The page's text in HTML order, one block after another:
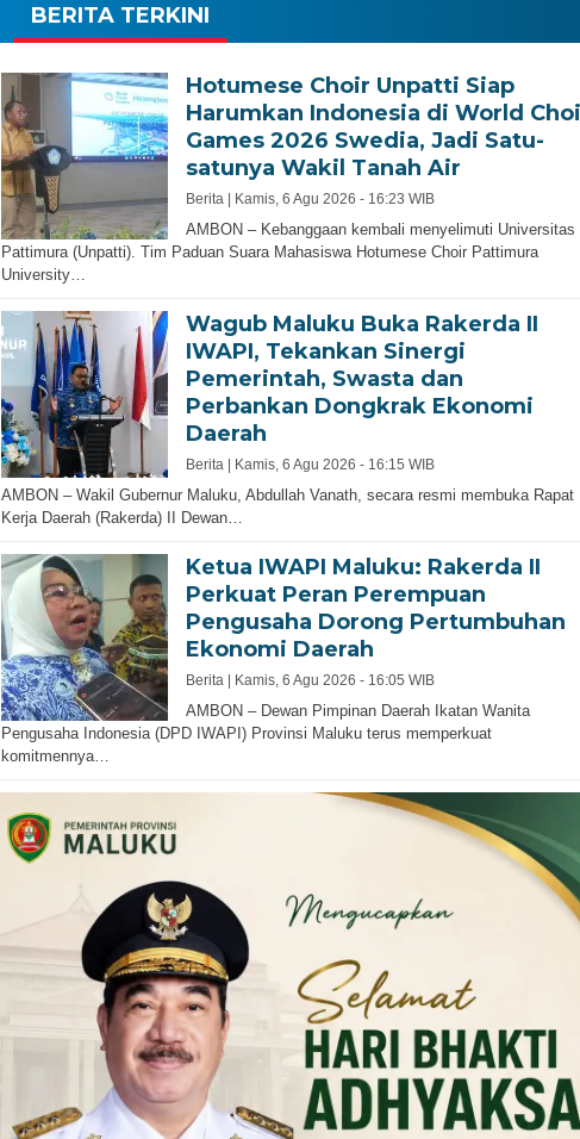
BERITA TERKINI
Hotumese Choir Unpatti Siap
Harumkan Indonesia di World
Games 2026 Swedia, Jadi Satu-
satunya Wakil Tanah Air
Berita | Kamis, 6 Agu 2026 - 16:23 WIB
AMBON – Kebanggaan kembali menyelimuti Universitas
Pattimura (Unpatti). Tim Paduan Suara Mahasiswa Hotumese Choir Pattimura
University…
Wagub Maluku Buka Rakerda II
IWAPI, Tekankan Sinergi
Pemerintah, Swasta dan
Perbankan Dongkrak Ekonomi
Daerah
Berita | Kamis, 6 Agu 2026 - 16:15 WIB
AMBON – Wakil Gubernur Maluku, Abdullah Vanath, secara resmi membuka Rapat
Kerja Daerah (Rakerda) II Dewan…
Ketua IWAPI Maluku: Rakerda II
Perkuat Peran Perempuan
Pengusaha Dorong Pertumbuhan
Ekonomi Daerah
Berita | Kamis, 6 Agu 2026 - 16:05 WIB
AMBON – Dewan Pimpinan Daerah Ikatan Wanita
Pengusaha Indonesia (DPD IWAPI) Provinsi Maluku terus memperkuat
komitmennya…